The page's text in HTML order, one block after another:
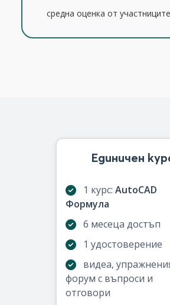
средна оценка от
Единичен
1 курс: AutoCAD
Формула
6 месеца достъп
1 удостоверение
видеа,
форум с въпроси и
отговори